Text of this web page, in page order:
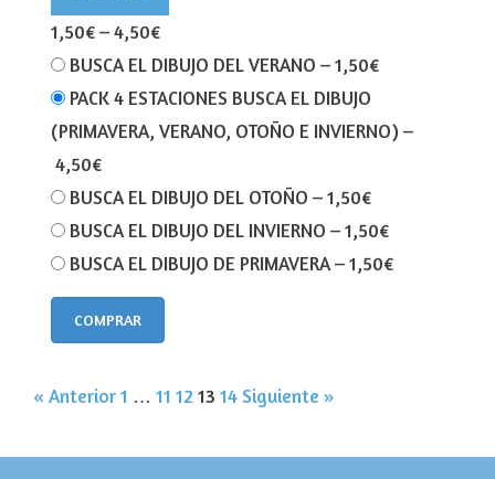
1,50€–4,50€
BUSCA EL DIBUJO DEL VERANO –1,50€
PACK 4 ESTACIONES BUSCA EL DIBUJO
(PRIMAVERA, VERANO, OTOÑO E INVIERNO) –
4,50€
BUSCA EL DIBUJO DEL OTOÑO –1,50€
BUSCA EL DIBUJO DEL INVIERNO –1,50€
BUSCA EL DIBUJO DE PRIMAVERA–1,50€
COMPRAR
« Anterior1 … 11 12 13 14Siguiente »